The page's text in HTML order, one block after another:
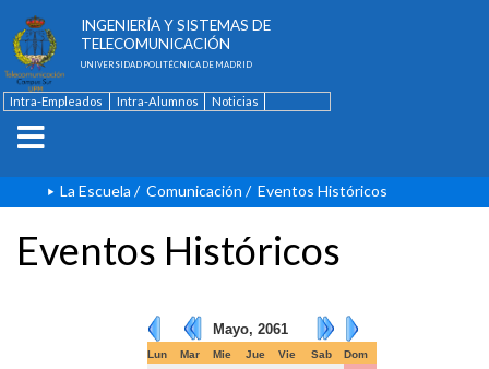
INGENIERÍA Y SISTEMAS DE
TELECOMUNICACIÓN
UNIVERSIDAD POLITÉCNICA DE MADRID
Intra-Empleados Intra-Alumnos
Noticias
La Escuela / Comunicación / Eventos Históricos
Eventos Históricos
Mayo, 2061
Lun Mar Mie Jue Vie Sab
Dom